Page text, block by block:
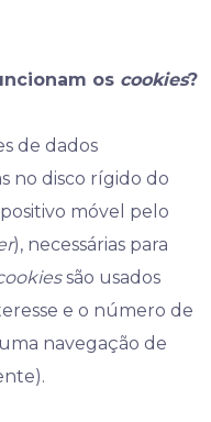
os cookies?
de dados
no disco rígido do
móvel pelo
), necessárias para
são usados
e o número de
navegação de